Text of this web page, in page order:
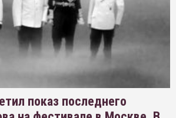
показ последнего